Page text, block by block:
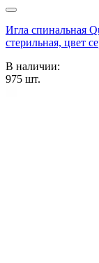
Игла спинальная
стерильная, цвет
В наличии:
975 шт.